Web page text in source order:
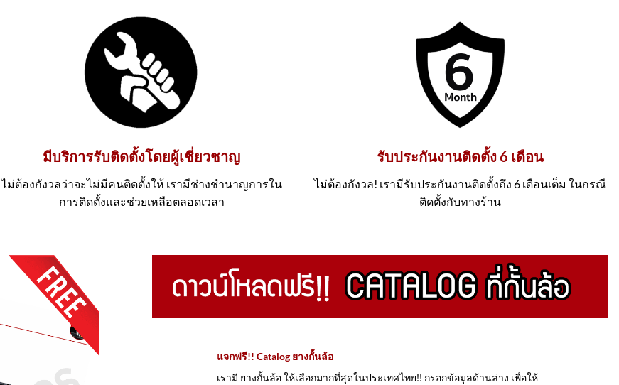
มีบริการรับติดตั้งโดยผู้เชี่ยวชาญ
ไม่ต้องกังวลว่าจะไม่มีคนติดตั้งให้ เรามีช่างชำนาญการใน
การติดตั้งและช่วยเหลือตลอดเวลา
รับประกันงานติดตั้ง 6 เดือน
ไม่ต้องกังวล! เรามีรับประกันงานติดตั้งถึง 6 เดือนเต็ม ในกรณี
ติดตั้งกับทางร้าน
แจกฟรี!! Catalog ยางกั้นล้อ
เรามี ยางกั้นล้อ ให้เลือกมากที่สุดในประเทศไทย!! กรอกข้อมูลด้านล่าง เพื่อให้